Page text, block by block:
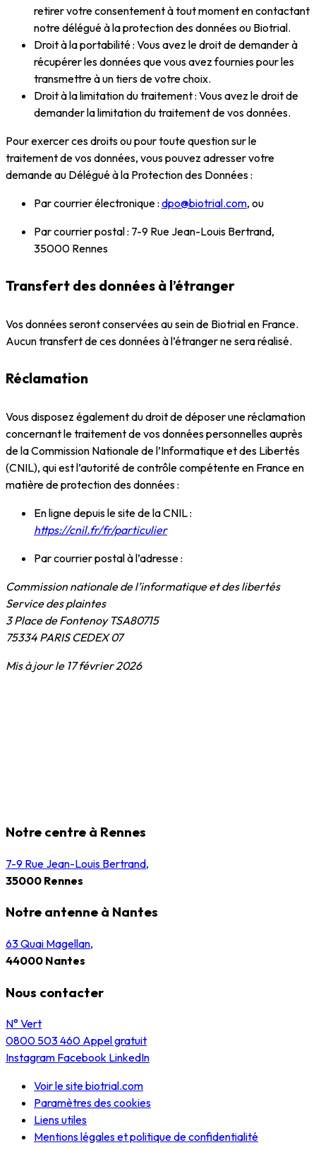
retirer votre consentement à tout moment en contactant
notre délégué à la protection des données ou Biotrial.
Droit à la portabilité : Vous avez le droit de demander à
récupérer les données que vous avez fournies pour les
transmettre à un tiers de votre choix.
Droit à la limitation du traitement : Vous avez le droit de
demander la limitation du traitement de vos données.
Pour exercer ces droits ou pour toute question sur le
traitement de vos données, vous pouvez adresser votre
demande au Délégué à la Protection des Données :
Par courrier électronique : dpo@biotrial.com, ou
Par courrier postal : 7-9 Rue Jean-Louis Bertrand,
35000 Rennes
Transfert des données à l’étranger
Vos données seront conservées au sein de Biotrial en France.
Aucun transfert de ces données à l’étranger ne sera réalisé.
Réclamation
Vous disposez également du droit de déposer une réclamation
concernant le traitement de vos données personnelles auprès
de la Commission Nationale de l’Informatique et des Libertés
(CNIL), qui est l’autorité de contrôle compétente en France en
matière de protection des données :
En ligne depuis le site de la CNIL :
https://cnil.fr/fr/particulier
Par courrier postal à l’adresse :
Commission nationale de l’informatique et des libertés
Service des plaintes
3 Place de Fontenoy TSA80715
75334 PARIS CEDEX 07
Mis à jour le 17 février 2026
Notre centre à Rennes
7-9 Rue Jean-Louis Bertrand,
35000 Rennes
Notre antenne à Nantes
63 Quai Magellan,
44000 Nantes
Nous contacter
N° Vert
0800 503 460 Appel gratuit
Instagram Facebook LinkedIn
Voir le site biotrial.com
Paramètres des cookies
Liens utiles
Mentions légales et politique de confidentialité